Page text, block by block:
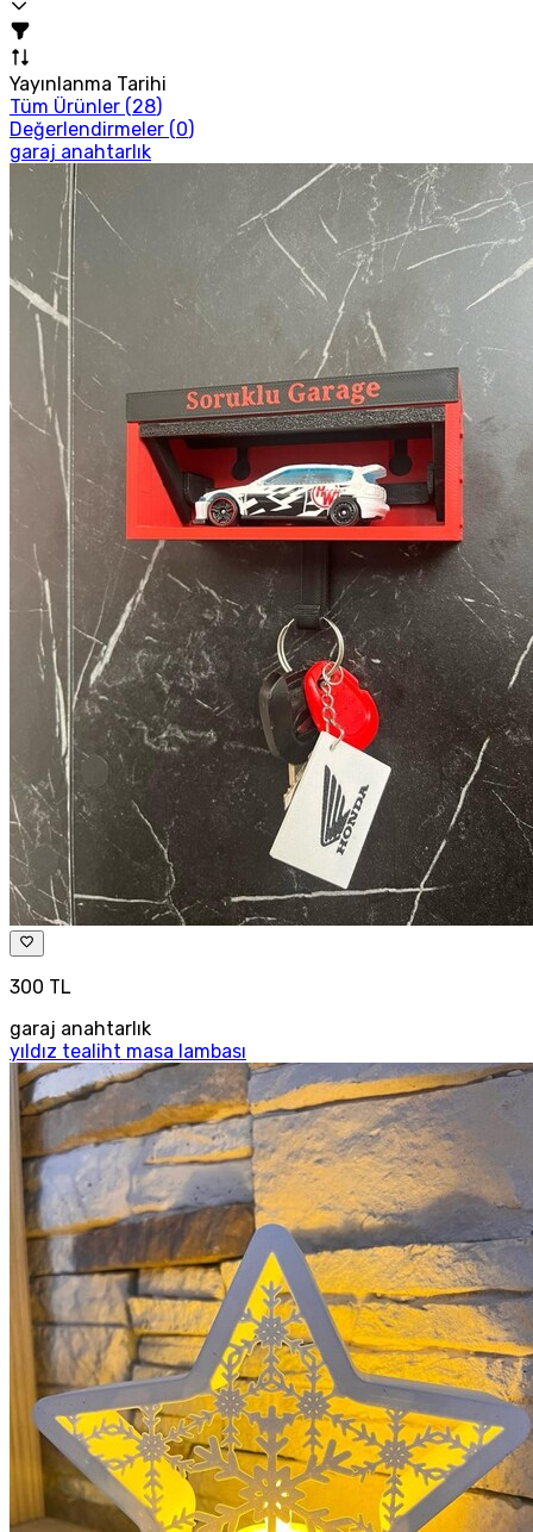
Yayınlanma Tarihi
Tüm Ürünler (28)
Değerlendirmeler (0)
garaj anahtarlık
300 TL
garaj anahtarlık
yıldız tealiht masa lambası